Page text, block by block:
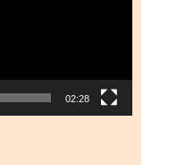
02:28